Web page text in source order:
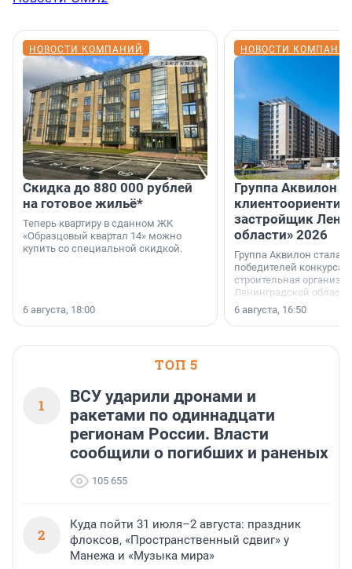
НОВОСТИ КОМПАНИЙ
Скидка до 880 000 рублей
на готовое жильё*
Теперь квартиру в сданном ЖК
«Образцовый квартал 14» можно
купить со специальной скидкой.
6 августа, 18:00
НОВОСТИ
Группа Аквилон
застройщик
области» 2026
Группа Аквилон стала
победителей конкурса
строительная
Ленинградской области
номинации «Самый
застройщик
области».
6 августа, 16:50
ТОП 5
1
ВСУ ударили дронами и
ракетами по одиннадцати
регионам России. Власти
сообщили о погибших и раненых
105 655
2
Куда пойти 31 июля–2 августа: праздник
флоксов, «Пространственный сдвиг» у
Манежа и «Музыка мира»